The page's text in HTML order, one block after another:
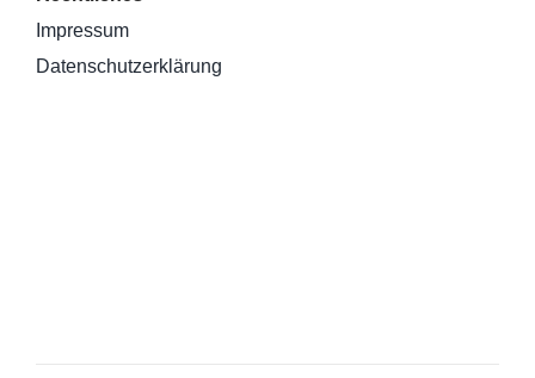
Impressum
Datenschutzerklärung